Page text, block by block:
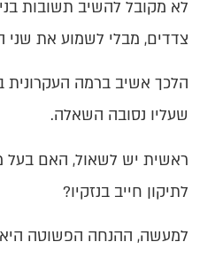
לא מקובל להשיב תשובות
צדדים, מבלי לשמוע את שני
הלכך אשיב ברמה העקרונית
שעליו נסובה השאלה.
ראשית יש לשאול, האם בעל
לתיקון חייב בנזקיו?
למעשה, ההנחה הפשוטה היא